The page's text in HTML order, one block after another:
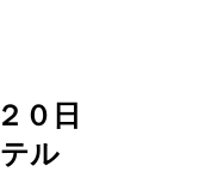
０日
ル